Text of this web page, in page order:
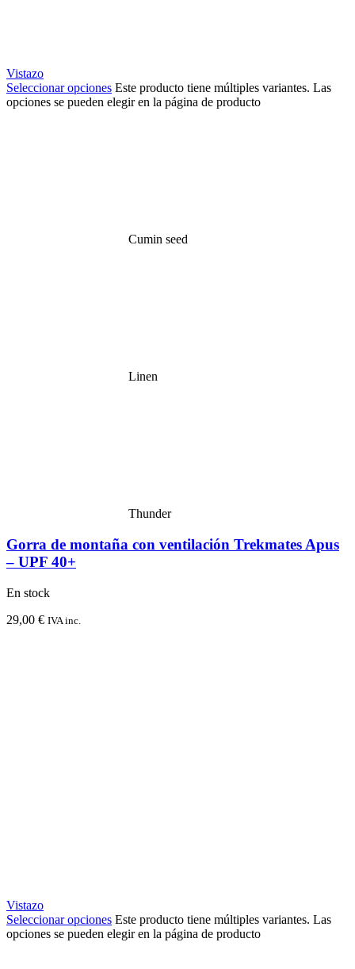
Vistazo
Seleccionar opciones Este producto tiene múltiples variantes. Las
opciones se pueden elegir en la página de producto
Cumin seed
Linen
Thunder
Gorra de montaña con ventilación Trekmates Apus
– UPF 40+
En stock
29,00 € IVA inc.
Vistazo
Seleccionar opciones Este producto tiene múltiples variantes. Las
opciones se pueden elegir en la página de producto